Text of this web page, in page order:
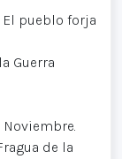
El pueblo forja
Guerra
de la